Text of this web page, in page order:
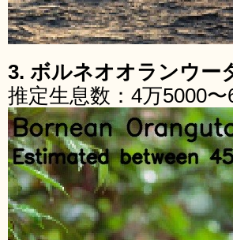
3. ボルネオオランウー
推定生息数：4万5000〜